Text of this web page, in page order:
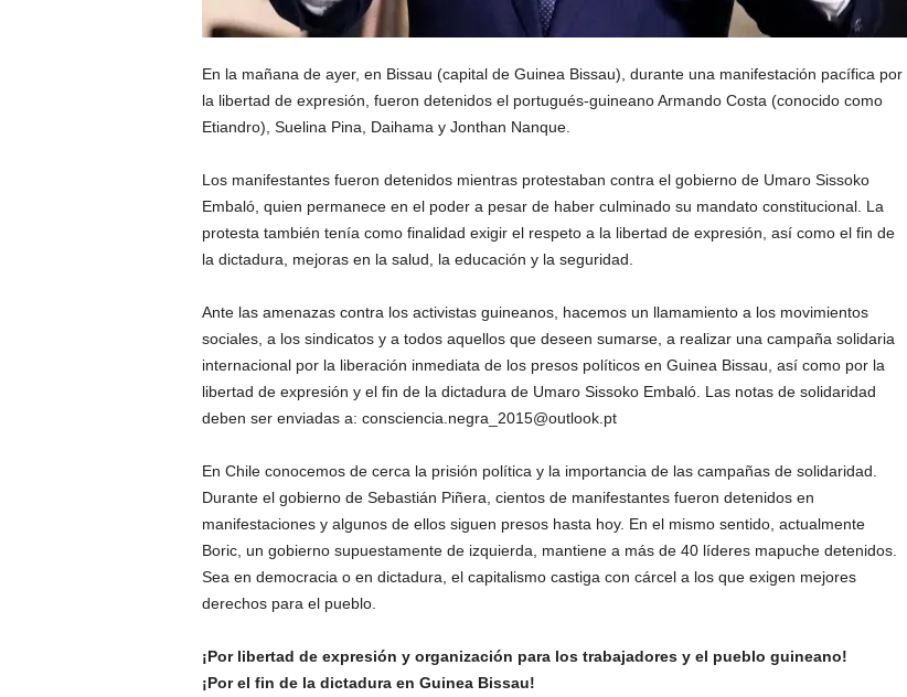
En la mañana de ayer, en Bissau (capital de Guinea Bissau), durante una manifestación pacífica por
la libertad de expresión, fueron detenidos el portugués-guineano Armando Costa (conocido como
Etiandro), Suelina Pina, Daihama y Jonthan Nanque.
Los manifestantes fueron detenidos mientras protestaban contra el gobierno de Umaro Sissoko
Embaló, quien permanece en el poder a pesar de haber culminado su mandato constitucional. La
protesta también tenía como finalidad exigir el respeto a la libertad de expresión, así como el fin de
la dictadura, mejoras en la salud, la educación y la seguridad.
Ante las amenazas contra los activistas guineanos, hacemos un llamamiento a los movimientos
sociales, a los sindicatos y a todos aquellos que deseen sumarse, a realizar una campaña solidaria
internacional por la liberación inmediata de los presos políticos en Guinea Bissau, así como por la
libertad de expresión y el fin de la dictadura de Umaro Sissoko Embaló. Las notas de solidaridad
deben ser enviadas a: consciencia.negra_2015@outlook.pt
En Chile conocemos de cerca la prisión política y la importancia de las campañas de solidaridad.
Durante el gobierno de Sebastián Piñera, cientos de manifestantes fueron detenidos en
manifestaciones y algunos de ellos siguen presos hasta hoy. En el mismo sentido, actualmente
Boric, un gobierno supuestamente de izquierda, mantiene a más de 40 líderes mapuche detenidos.
Sea en democracia o en dictadura, el capitalismo castiga con cárcel a los que exigen mejores
derechos para el pueblo.
¡Por libertad de expresión y organización para los trabajadores y el pueblo guineano!
¡Por el fin de la dictadura en Guinea Bissau!